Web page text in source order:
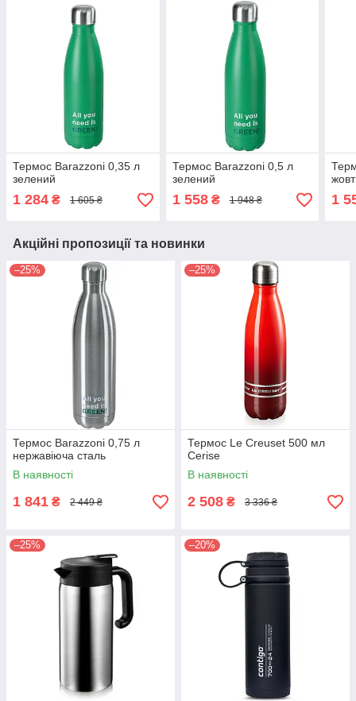
Термос Barazzoni 0,35 л
зелений
1 284 ₴ 1 605 ₴
Термос Barazzoni 0,5 л
зелений
1 558₴ 1 948 ₴ 1
Акційні пропозиції та новинки
–25%
Термос Barazzoni 0,75 л
нержавіюча сталь
В наявності
1 841 ₴ 2 449 ₴
–25%
Термос Le Creuset 500 мл
Сerise
В наявності
2 508 ₴ 3 336 ₴
–25% –20%